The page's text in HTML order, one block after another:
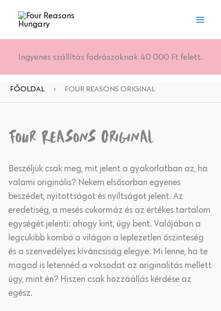
Ingyenes szállítás fodrászoknak 40 000 Ft felett.
FŐOLDAL › FOUR REASONS ORIGINAL
Four Reasons Original
Beszéljük csak meg, mit jelent a gyakorlatban az, ha
valami originális? Nekem elsősorban egyenes
beszédet, nyitottságot és nyíltságot jelent. Az
eredetiség, a mesés cukormáz és az értékes tartalom
egységét jelenti: ahogy kint, úgy bent. Valójában a
legcukibb kombó a világon a leplezetlen őszinteség
és a szenvedélyes kíváncsiság elegye. Mi lenne, ha te
magad is letennéd a voksodat az originalitás mellett
úgy, mint én? Hiszen csak hozzáállás kérdése az
egész.